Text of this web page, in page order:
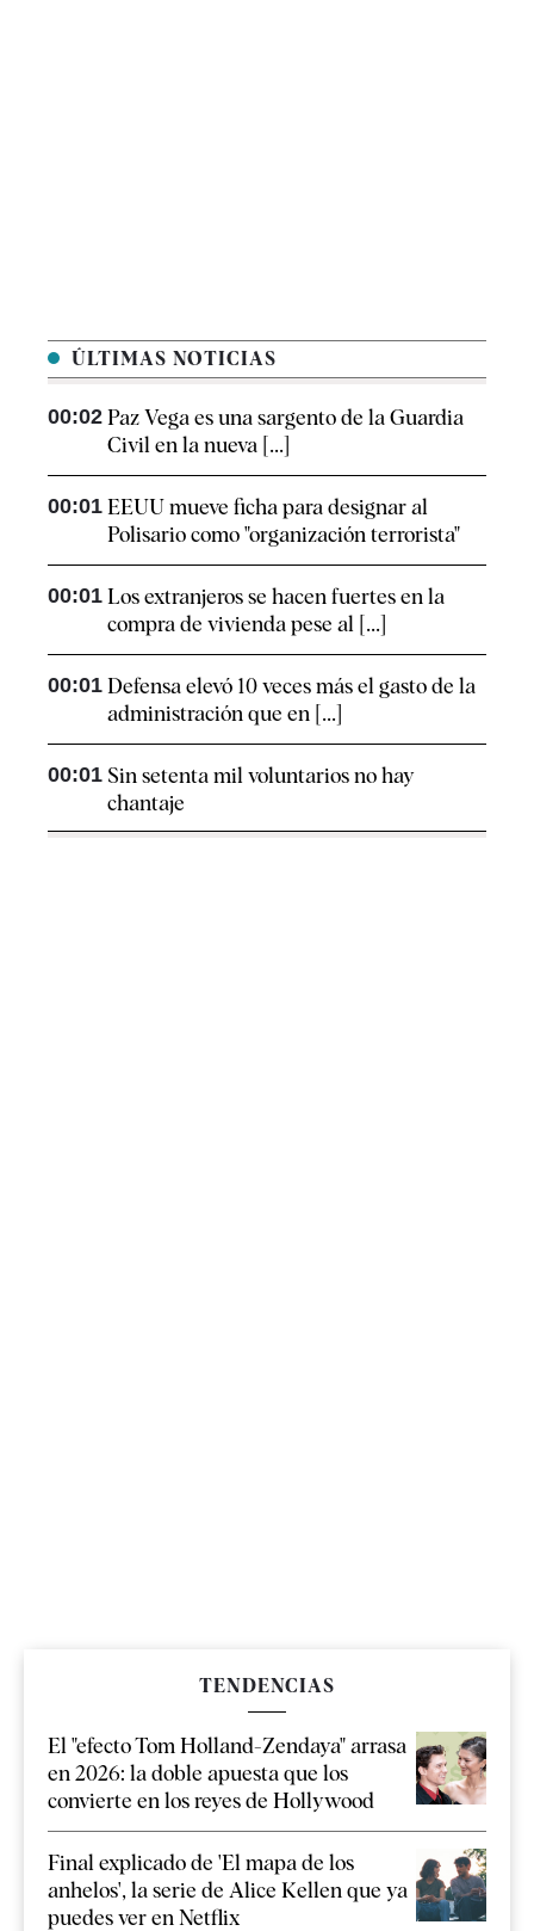
ÚLTIMAS NOTICIAS
00:02 Paz Vega es una sargento de la Guardia
Civil en la nueva [...]
00:01 EEUU mueve ficha para designar al
Polisario como "organización terrorista"
00:01 Los extranjeros se hacen fuertes en la
compra de vivienda pese al [...]
00:01 Defensa elevó 10 veces más el gasto de la
administración que en [...]
00:01 Sin setenta mil voluntarios no hay
chantaje
TENDENCIAS
El "efecto Tom Holland-Zendaya" arrasa
en 2026: la doble apuesta que los
convierte en los reyes de Hollywood
Final explicado de 'El mapa de los
anhelos', la serie de Alice Kellen que ya
puedes ver en Netflix